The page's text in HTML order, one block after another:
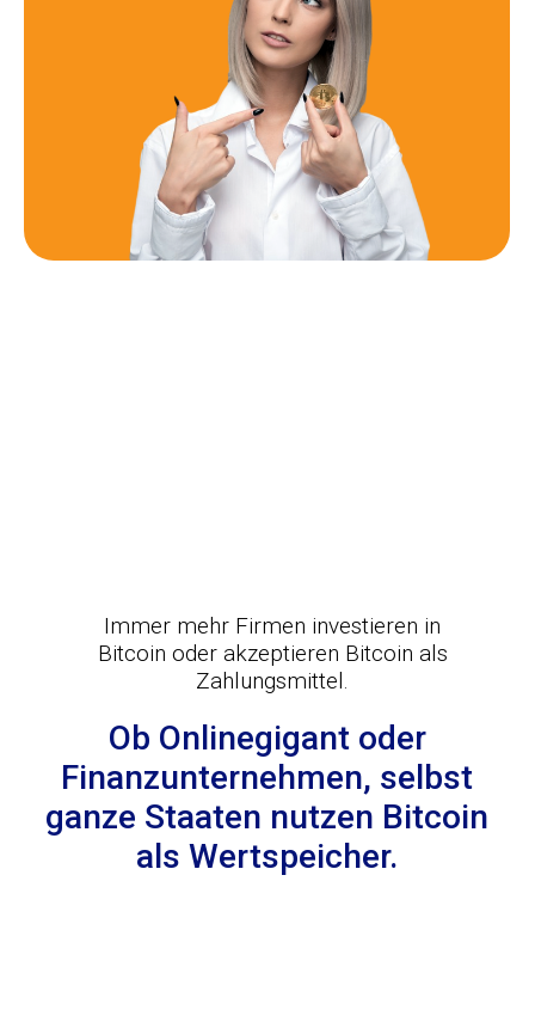
Immer mehr Firmen investieren in
Bitcoin oder akzeptieren Bitcoin als
Zahlungsmittel.
Ob Onlinegigant oder
Finanzunternehmen, selbst
ganze Staaten nutzen Bitcoin
als Wertspeicher.